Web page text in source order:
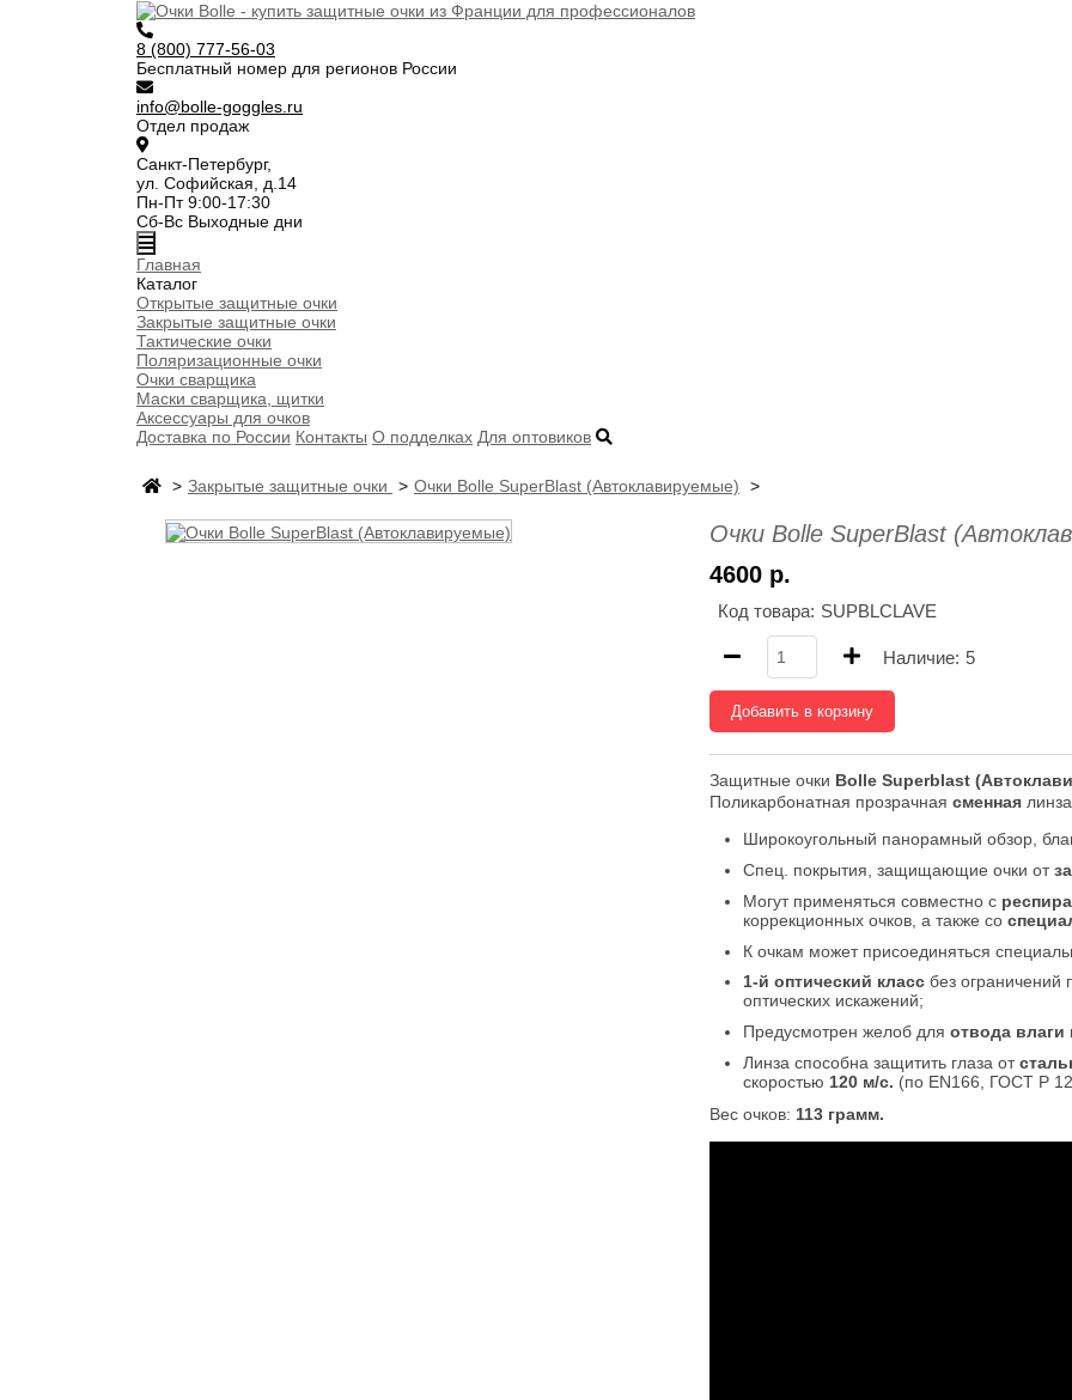
8 (800) 777-56-03
Бесплатный номер для регионов России
info@bolle-goggles.ru
Отдел продаж
Санкт-Петербург,
ул. Софийская, д.14
Пн-Пт 9:00-17:30
Сб-Вс Выходные дни
Главная
Каталог
Открытые защитные очки
Закрытые защитные очки
Тактические очки
Поляризационные очки
Очки сварщика
Маски сварщика, щитки
Аксессуары для очков
Доставка по России Контакты О подделках Для оптовиков
Закрытые защитные очки Очки Bolle SuperBlast (Автоклавируемые)
Очки Bolle SuperBlast
4600 р.
Код товара: SUPBLCLAVE
Наличие: 5
Добавить в корзину
Защитные очки Bolle Superblast
Поликарбонатная прозрачная сменная
Широкоугольный панорамный обзор,
Спец. покрытия, защищающие очки от
Могут применяться совместно с
коррекционных очков, а также со
К очкам может присоединяться
1-й оптический класс без ограничений
оптических искажений;
Предусмотрен желоб для отвода влаги
Линза способна защитить глаза от
скоростью 120 м/с. (по EN166, ГОСТ Р
Вес очков: 113 грамм.